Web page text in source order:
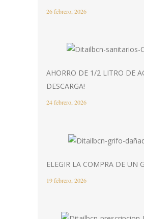
26 febrero, 2026
AHORRO DE 1/2 LITRO DE
DESCARGA!
24 febrero, 2026
ELEGIR LA COMPRA DE UN
19 febrero, 2026